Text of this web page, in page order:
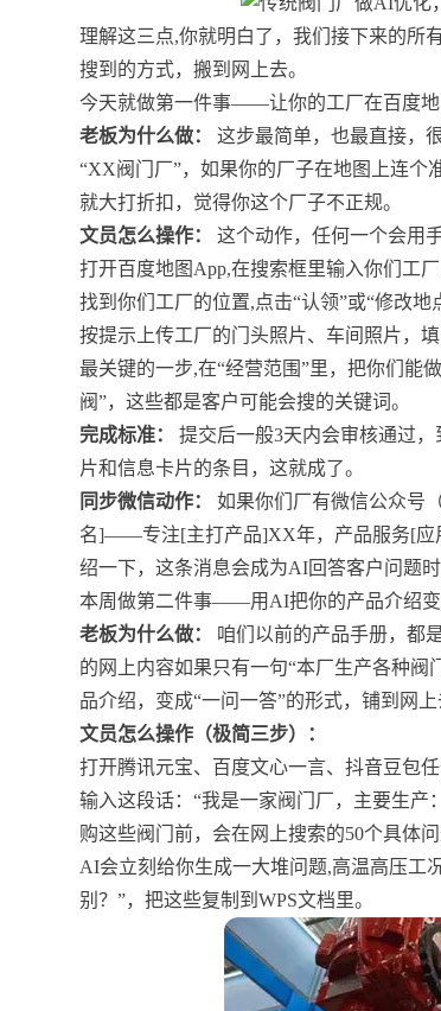
理解这三点,你就明白了，我们接下来的所
搜到的方式，搬到网上去。
今天就做第一件事——让你的工厂在百度地
老板为什么做：
这步最简单，也最直接，
“XX阀门厂”，如果你的厂子在地图上连个
就大打折扣，觉得你这个厂子不正规。
文员怎么操作：
这个动作，任何一个会用
打开百度地图App,在搜索框里输入你们工厂
找到你们工厂的位置,点击“认领”或“修改地
按提示上传工厂的门头照片、车间照片，填
最关键的一步,在“经营范围”里，把你们能
阀”，这些都是客户可能会搜的关键词。
完成标准：
提交后一般3天内会审核通过
片和信息卡片的条目，这就成了。
同步微信动作：
如果你们厂有微信公众号
名]——专注[主打产品]XX年，产品服务[应
绍一下，这条消息会成为AI回答客户问题时
本周做第二件事——用AI把你的产品介绍变
老板为什么做：
咱们以前的产品手册，都
的网上内容如果只有一句“本厂生产各种
品介绍，变成“一问一答”的形式，铺到网上
文员怎么操作（极简三步）：
打开腾讯元宝、百度文心一言、抖音豆包
输入这段话：“我是一家阀门厂，主要生产
购这些阀门前，会在网上搜索的50个具体
AI会立刻给你生成一大堆问题,高温高压工
别？”，把这些复制到WPS文档里。